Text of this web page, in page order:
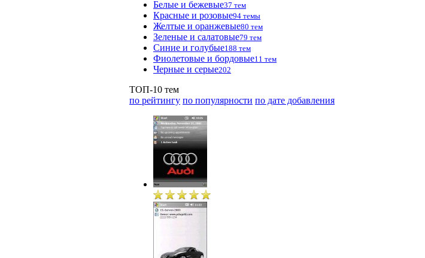
Белые и бежевые37 тем
Красные и розовые94 темы
Желтые и оранжевые80 тем
Зеленые и салатовые79 тем
Синие и голубые188 тем
Фиолетовые и бордовые11 тем
Черные и серые202
ТОП-10 тем
по рейтингу по популярности по дате добавления